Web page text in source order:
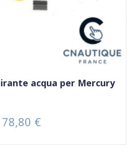
acqua per Mercury
Prezzo
78,80 €